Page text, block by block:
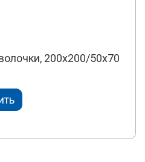
200x200/50x70